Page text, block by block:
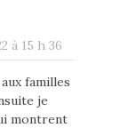
à 15 h 36
familles
je
montrent